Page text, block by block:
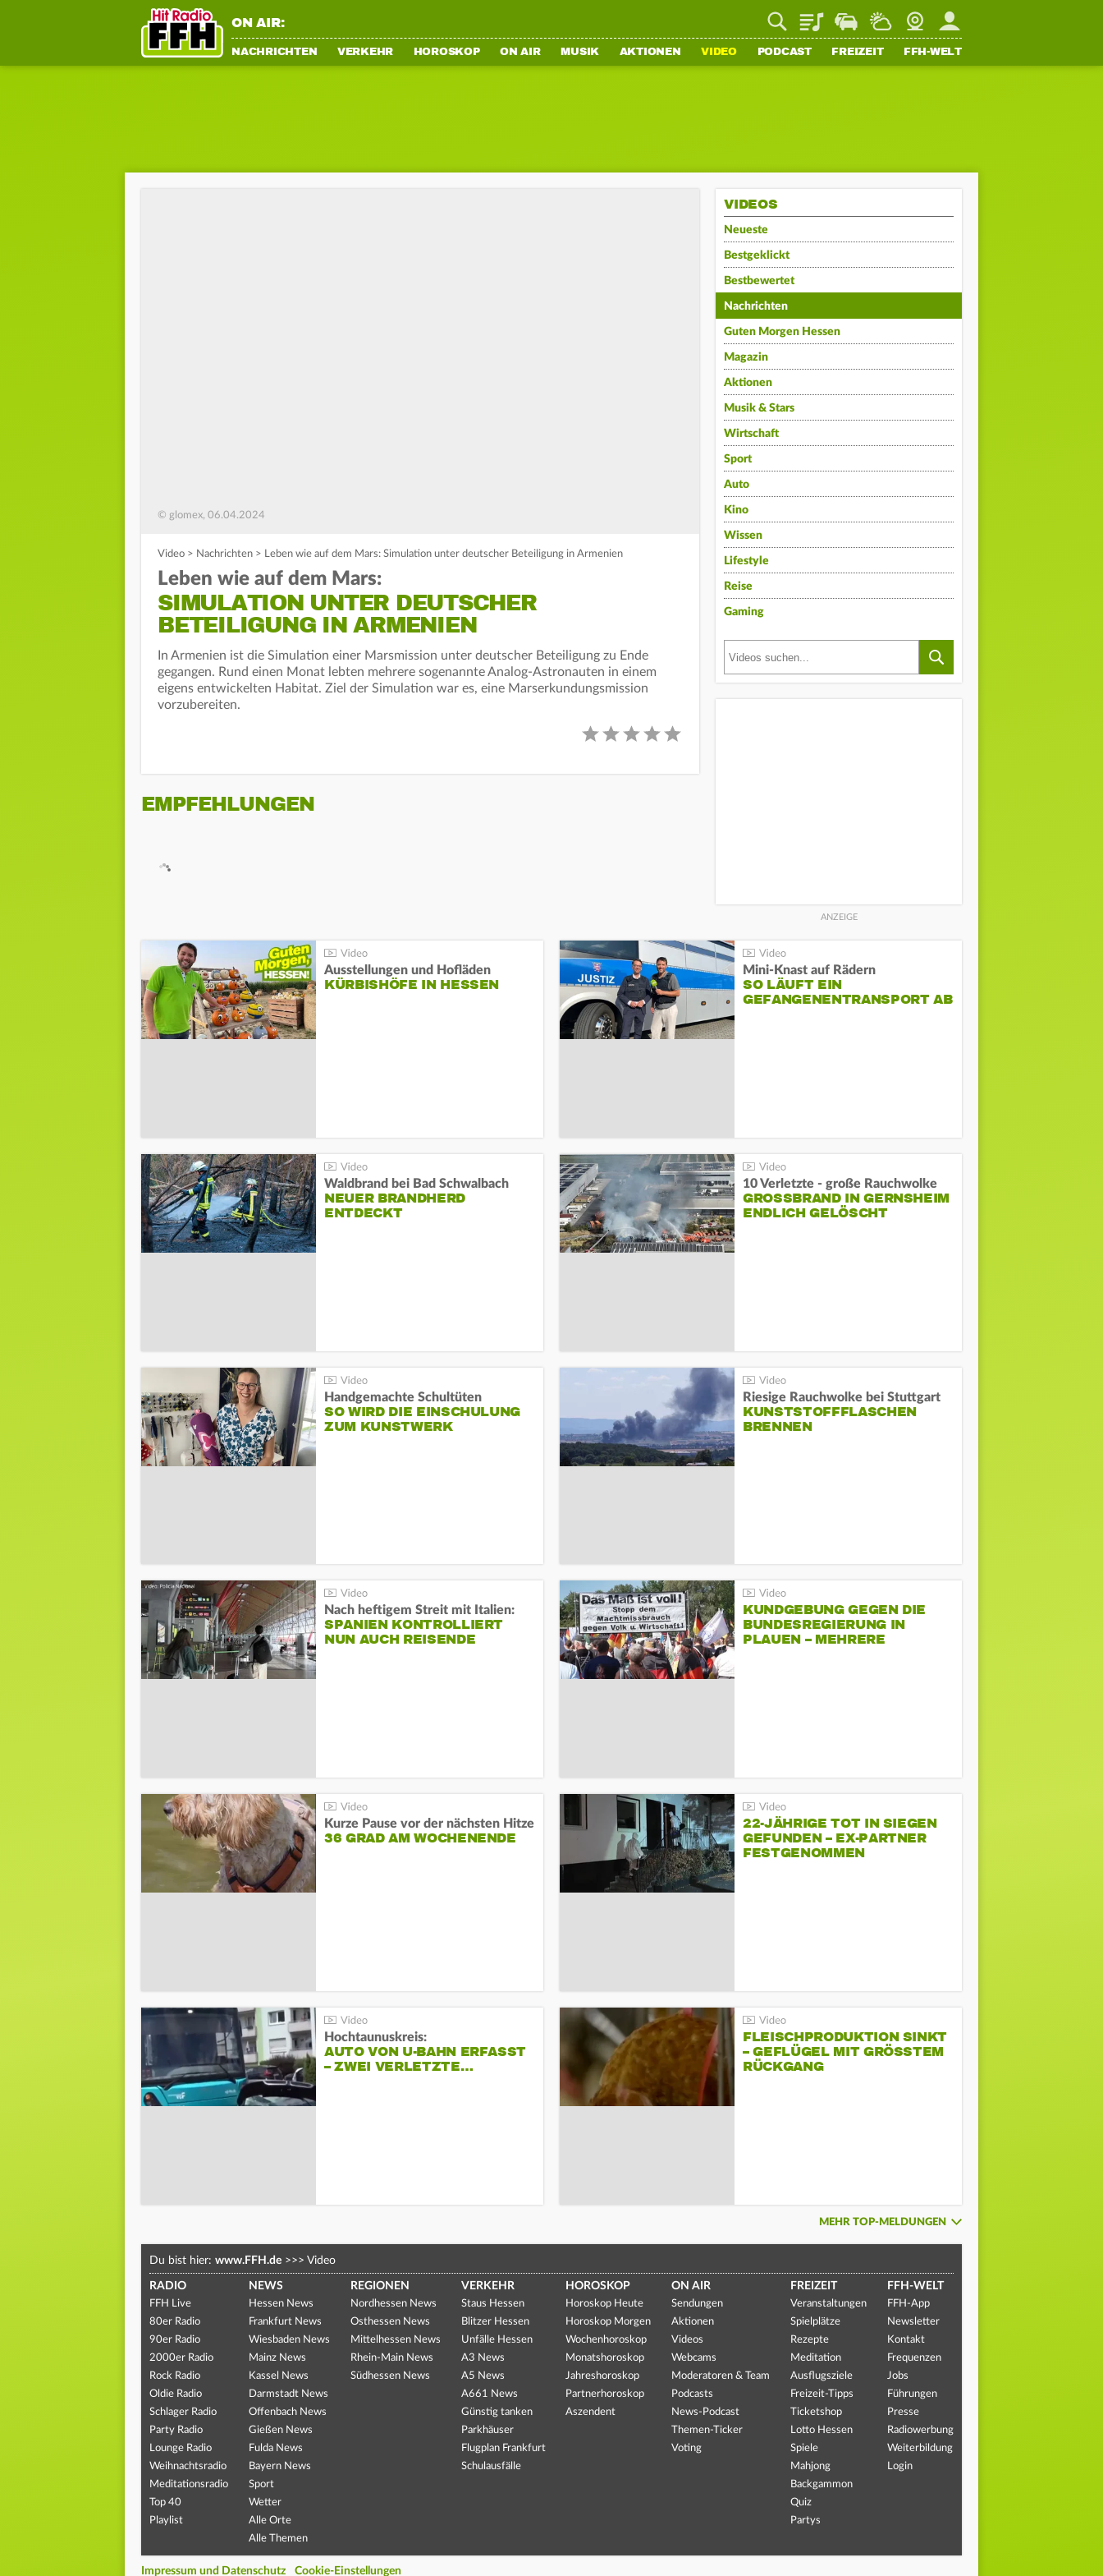
ON AIR: PlaylistStaupilotWetterWebcamMein FFH
NACHRICHTEN VERKEHR HOROSKOP ON AIR MUSIK AKTIONEN VIDEO PODCAST FREIZEIT FFH-WELT
© glomex, 06.04.2024
Video > Nachrichten > Leben wie auf dem Mars: Simulation unter deutscher Beteiligung in Armenien
Leben wie auf dem Mars:
SIMULATION UNTER DEUTSCHER
BETEILIGUNG IN ARMENIEN
In Armenien ist die Simulation einer Marsmission unter deutscher Beteiligung zu Ende
gegangen. Rund einen Monat lebten mehrere sogenannte Analog-Astronauten in einem
eigens entwickelten Habitat. Ziel der Simulation war es, eine Marserkundungsmission
vorzubereiten.
EMPFEHLUNGEN
VIDEOS
Neueste
Bestgeklickt
Bestbewertet
Nachrichten
Guten Morgen Hessen
Magazin
Aktionen
Musik & Stars
Wirtschaft
Sport
Auto
Kino
Wissen
Lifestyle
Reise
Gaming
Ausstellungen und Hofläden
KÜRBISHÖFE IN HESSEN
Mini-Knast auf Rädern
SO LÄUFT EIN
GEFANGENENTRANSPORT AB
Waldbrand bei Bad Schwalbach
NEUER BRANDHERD
ENTDECKT
10 Verletzte - große Rauchwolke
GROSSBRAND IN GERNSHEIM E
NDLICH GELÖSCHT
Handgemachte Schultüten
SO WIRD DIE EINSCHULUNG
ZUM KUNSTWERK
Riesige Rauchwolke bei Stuttgart
KUNSTSTOFFFLASCHEN
BRENNEN
Nach heftigem Streit mit Italien:
SPANIEN KONTROLLIERT
NUN AUCH REISENDE
KUNDGEBUNG GEGEN DIE
BUNDESREGIERUNG IN
PLAUEN – MEHRERE
Kurze Pause vor der nächsten Hitze
36 GRAD AM WOCHENENDE
22-JÄHRIGE TOT IN SIEGEN
GEFUNDEN – EX-PARTNER
FESTGENOMMEN
Hochtaunuskreis:
AUTO VON U-BAHN ERFASST
– ZWEI VERLETZTE…
FLEISCHPRODUKTION SINKT
– GEFLÜGEL MIT GRÖSSTEM R
ÜCKGANG
MEHR TOP-MELDUNGEN
Du bist hier: www.FFH.de >>> Video
RADIO
FFH Live
80er Radio
90er Radio
2000er Radio
Rock Radio
Oldie Radio
Schlager Radio
Party Radio
Lounge Radio
Weihnachtsradio
Meditationsradio
Top 40
Playlist
NEWS
Hessen News
Frankfurt News
Wiesbaden News
Mainz News
Kassel News
Darmstadt News
Offenbach News
Gießen News
Fulda News
Bayern News
Sport
Wetter
Alle Orte
Alle Themen
REGIONEN
Nordhessen News
Osthessen News
Mittelhessen News
Rhein-Main News
Südhessen News
VERKEHR
Staus Hessen
Blitzer Hessen
Unfälle Hessen
A3 News
A5 News
A661 News
Günstig tanken
Parkhäuser
Flugplan Frankfurt
Schulausfälle
HOROSKOP
Horoskop Heute
Horoskop Morgen
Wochenhoroskop
Monatshoroskop
Jahreshoroskop
Partnerhoroskop
Aszendent
ON AIR
Sendungen
Aktionen
Videos
Webcams
Moderatoren & Team
Podcasts
News-Podcast
Themen-Ticker
Voting
FREIZEIT
Veranstaltungen
Spielplätze
Rezepte
Meditation
Ausflugsziele
Freizeit-Tipps
Ticketshop
Lotto Hessen
Spiele
Mahjong
Backgammon
Quiz
Partys
FFH-WELT
FFH-App
Newsletter
Kontakt
Frequenzen
Jobs
Führungen
Presse
Radiowerbung
Weiterbildung
Login
Impressum und Datenschutz Cookie-Einstellungen